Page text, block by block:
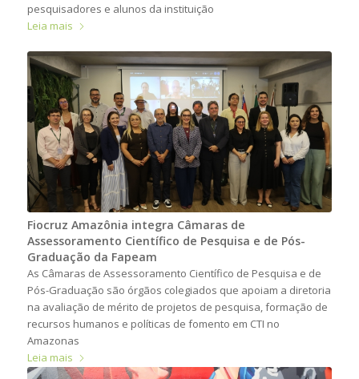
pesquisadores e alunos da instituição
Leia mais
Fiocruz Amazônia integra Câmaras de
Assessoramento Científico de Pesquisa e de Pós-
Graduação da Fapeam
As Câmaras de Assessoramento Científico de Pesquisa e de
Pós-Graduação são órgãos colegiados que apoiam a diretoria
na avaliação de mérito de projetos de pesquisa, formação de
recursos humanos e políticas de fomento em CTI no
Amazonas
Leia mais